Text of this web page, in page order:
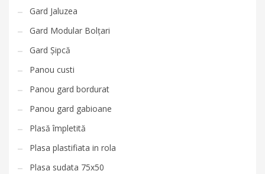
Gard Jaluzea
Gard Modular Bolțari
Gard Șipcă
Panou custi
Panou gard bordurat
Panou gard gabioane
Plasă împletită
Plasa plastifiata in rola
Plasa sudata 75x50